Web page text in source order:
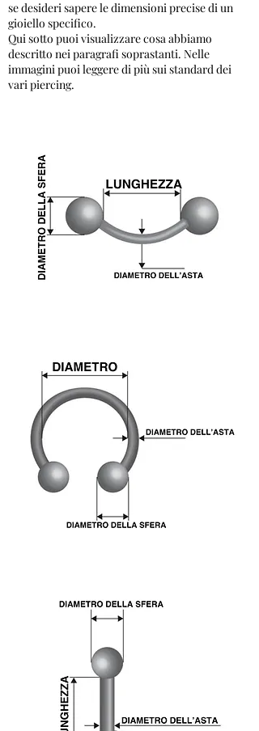
se desideri sapere le dimensioni precise di un
gioiello specifico.
Qui sotto puoi visualizzare cosa abbiamo
descritto nei paragrafi soprastanti. Nelle
immagini puoi leggere di più sui standard dei
vari piercing.